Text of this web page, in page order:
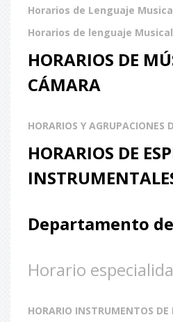
Horarios de Lenguaje Musical
Horarios de lenguaje Musical
HORARIOS DE
CÁMARA
HORARIOS Y AGRUPACIONES
HORARIOS DE
Departamento
Horario
HORARIO INSTRUMENTOS DE